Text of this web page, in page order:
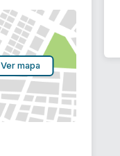
Ver mapa